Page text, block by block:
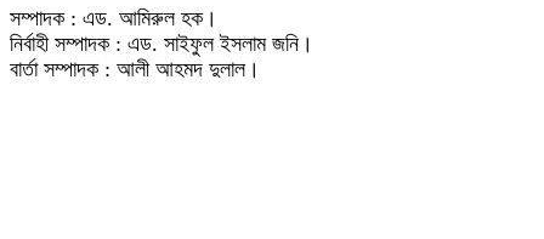
সম্পাদক : এড. আমিরুল হক।
নির্বাহী সম্পাদক : এড. সাইফুল ইসলাম জনি।
বার্তা সম্পাদক : আলী আহমদ দুলাল।